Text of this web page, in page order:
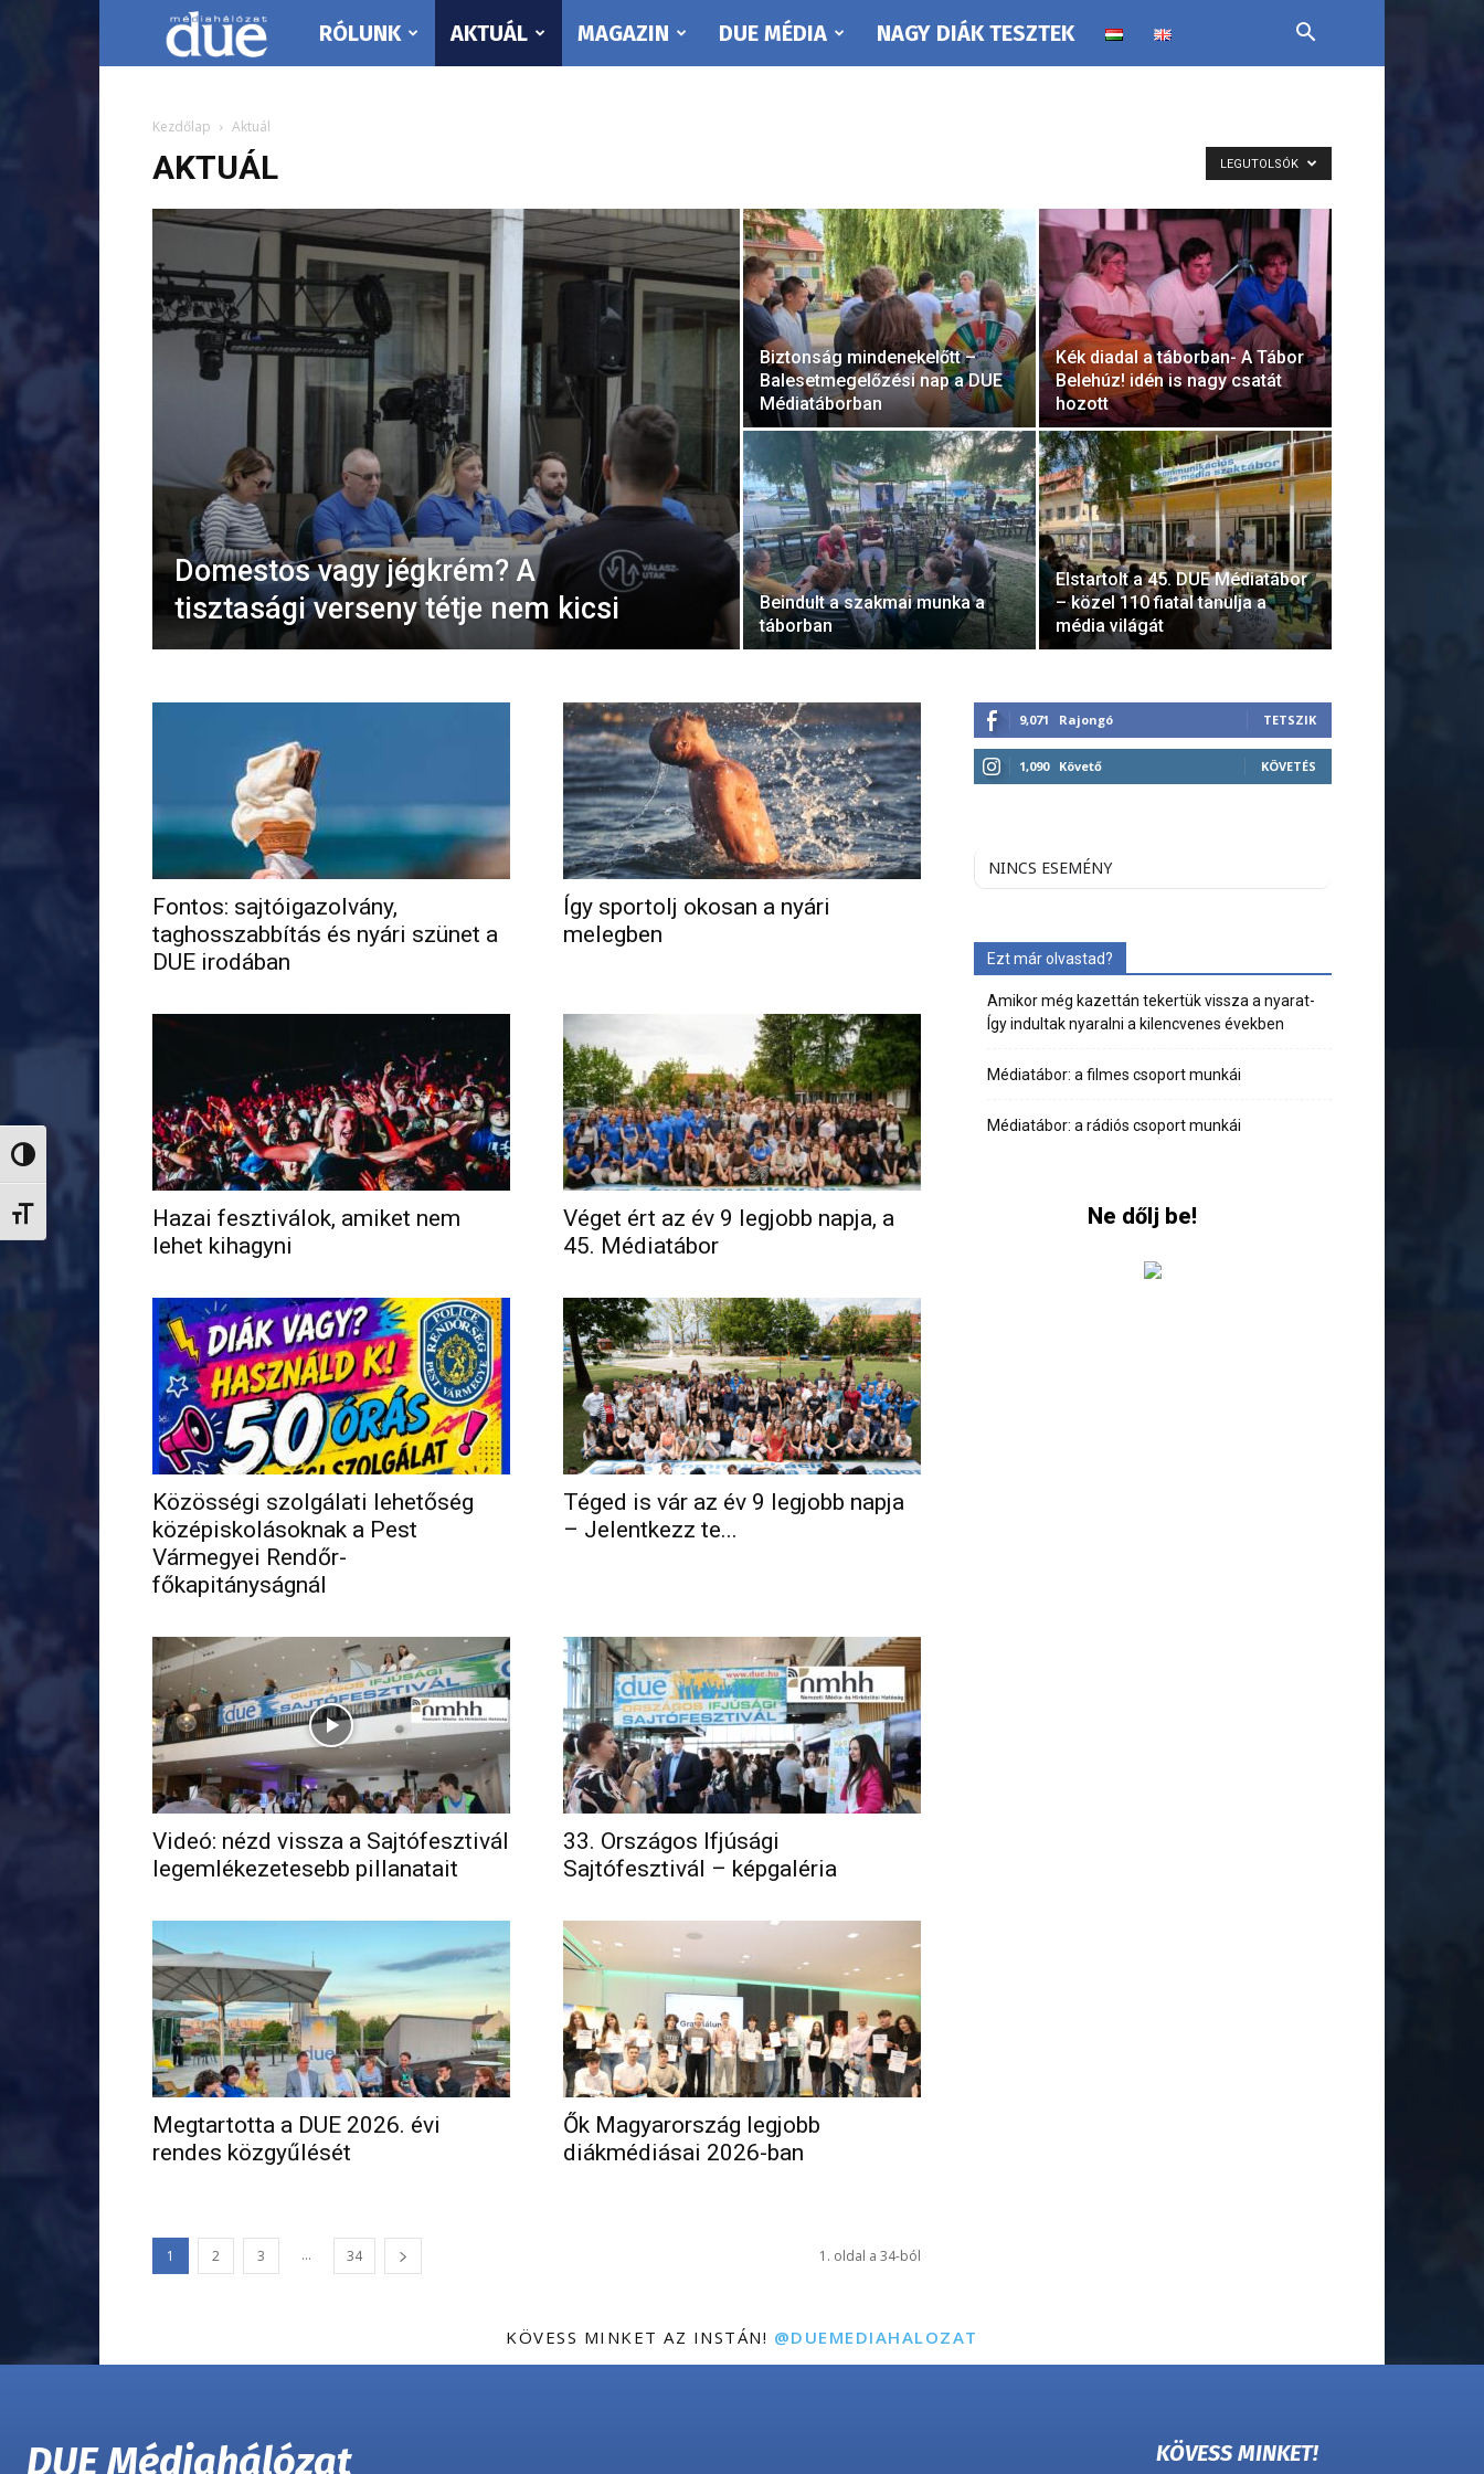
Nagy kontraszt váltása
Betűméret váltása
DUE
RÓLUNK AKTUÁL MAGAZIN DUE MÉDIA NAGY DIÁK TESZTEK
Kezdőlap Aktuál
AKTUÁL LEGUTOLSÓK
Domestos vagy jégkrém? A
tisztasági verseny tétje nem kicsi
Biztonság mindenekelőtt –
Balesetmegelőzési nap a DUE
Médiatáborban
Kék diadal a táborban- A Tábor
Belehúz! idén is nagy csatát
hozott
Beindult a szakmai munka a
táborban
Elstartolt a 45. DUE Médiatábor
– közel 110 fiatal tanulja a
média világát
Fontos: sajtóigazolvány,
taghosszabbítás és nyári szünet a
DUE irodában
Így sportolj okosan a nyári
melegben
Hazai fesztiválok, amiket nem
lehet kihagyni
Véget ért az év 9 legjobb napja, a
45. Médiatábor
Közösségi szolgálati lehetőség
középiskolásoknak a Pest
Vármegyei Rendőr-
főkapitányságnál
Téged is vár az év 9 legjobb napja
– Jelentkezz te...
Videó: nézd vissza a Sajtófesztivál
legemlékezetesebb pillanatait
33. Országos Ifjúsági
Sajtófesztivál – képgaléria
Megtartotta a DUE 2026. évi
rendes közgyűlését
Ők Magyarország legjobb
diákmédiásai 2026-ban
1 2 3 ... 34 1. oldal a 34-ból
9,071 Rajongó TETSZIK
1,090 Követő KÖVETÉS
NINCS ESEMÉNY
Ezt már olvastad?
Amikor még kazettán tekertük vissza a nyarat-
Így indultak nyaralni a kilencvenes években
Médiatábor: a filmes csoport munkái
Médiatábor: a rádiós csoport munkái
Ne dőlj be!
KÖVESS MINKET AZ INSTÁN! @DUEMEDIAHALOZAT
DUE Médiahálózat KÖVESS MINKET!